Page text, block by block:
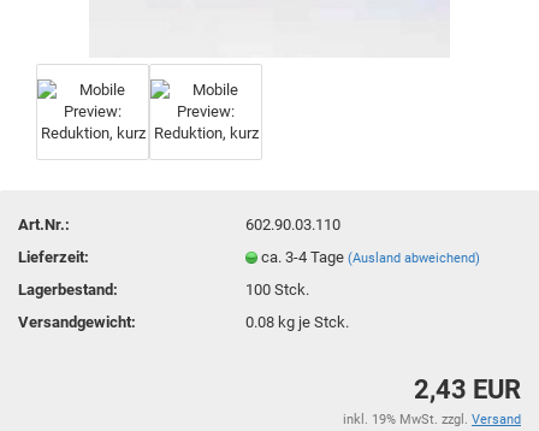
Art.Nr.:
602.90.03.110
Lieferzeit:
ca. 3-4 Tage(Ausland abweichend)
Lagerbestand: 100Stck.
Versandgewicht:
0.08 kg je Stck.
2,43 EUR
inkl. 19% MwSt. zzgl. Versand